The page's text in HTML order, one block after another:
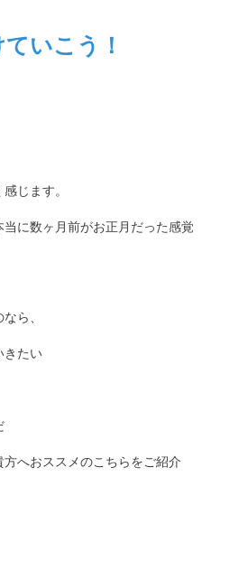
いこう！
じます。
に数ヶ月前がお正月だった感覚
ら、
きたい
へおススメのこちらをご紹介